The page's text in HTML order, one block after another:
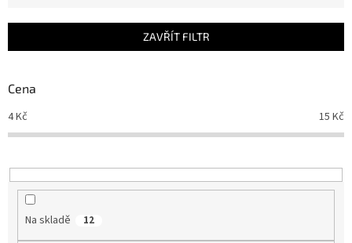
r
d
k
t
ZAVŘÍT FILTR
Cena
4Kč 15 Kč
Na skladě 12